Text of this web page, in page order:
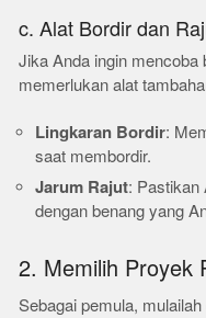
c. Alat Bordir dan
Jika Anda ingin mencoba
memerlukan alat
Lingkaran Bordir:
saat membordir.
Jarum Rajut: Pastikan
dengan benang yang
2. Memilih Proyek
Sebagai pemula,